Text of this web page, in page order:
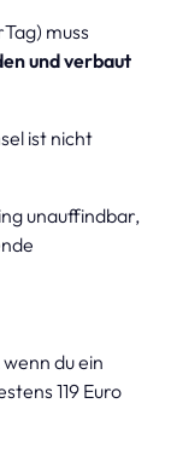
muss
und verbaut
ist nicht
unauffindbar,
du ein
119 Euro